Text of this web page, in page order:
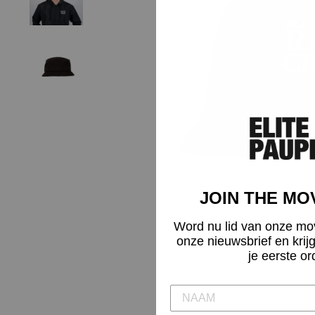
JOIN THE
Word nu lid van onze
onze nieuwsbrief en
je eerste